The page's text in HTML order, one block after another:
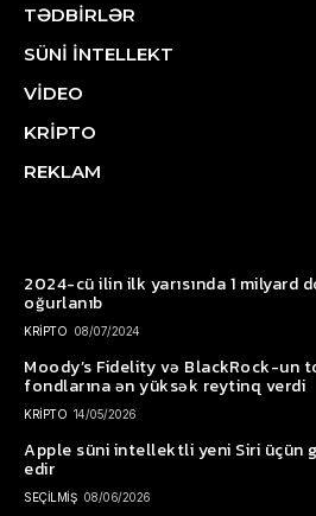
TƏDBİRLƏR
SÜNİ İNTELLEKT
VİDEO
KRİPTO
REKLAM
2024-cü ilin ilk yarısında 1 milyard
oğurlanıb
KRİPTO 08/07/2024
Moody’s Fidelity və BlackRock-un
fondlarına ən yüksək reytinq verdi
KRİPTO 14/05/2026
Apple süni intellektli yeni Siri üçün
edir
SEÇİLMİŞ 08/06/2026